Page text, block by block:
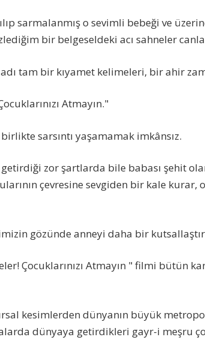
sarmalanmış o sevimli bebeği ve
bir belgeseldeki acı sahneler
tam bir kıyamet kelimeleri, bir ahir
Atmayın."
sarsıntı yaşamamak imkânsız.
getirdiği zor şartlarda bile babası şehit
çevresine sevgiden bir kale
gözünde anneyi daha bir
Çocuklarınızı Atmayın " filmi bütün
kesimlerden dünyanın büyük
dünyaya getirdikleri gayr-i meşru